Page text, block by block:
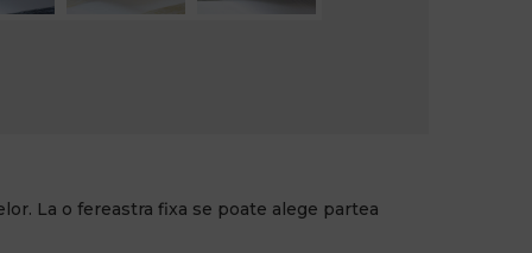
La o fereastra fixa se poate alege partea